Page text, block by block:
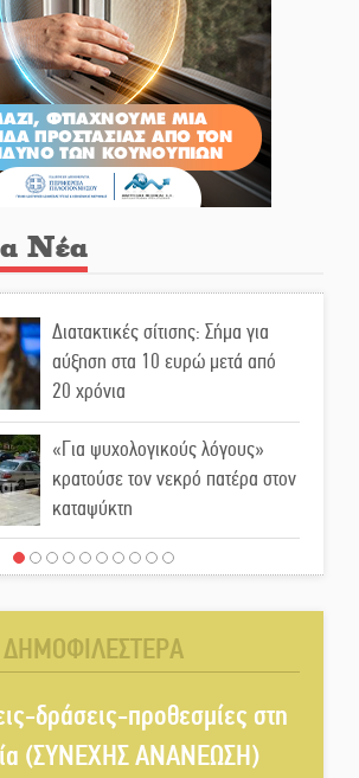
Νέα
Διατακτικές σίτισης: Σήμα για
αύξηση στα 10 ευρώ μετά από
20 χρόνια
«Για ψυχολογικούς λόγους»
κρατούσε τον νεκρό πατέρα στον
καταψύκτη
Kastoras River Festival 2026:
στο Καστόρειο
Τα ζάρια παίρνουν «φωτιά» στην
Άρνα: Στήνεται το 3ο Τουρνουά
Τάβλι
ΔΗΜΟΦΙΛΕΣΤΕΡΑ
δράσεις-προθεσμίες στη
(ΣΥΝΕΧΗΣ ΑΝΑΝΕΩΣΗ)